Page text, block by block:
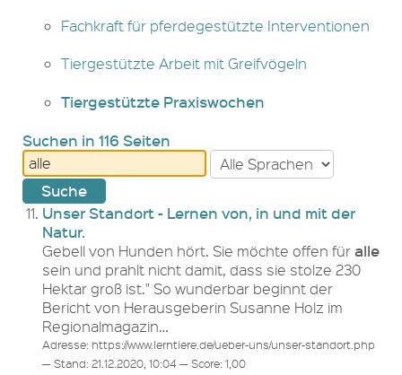
Fachkraft für pferdegestützte Interventionen
Tiergestützte Arbeit mit Greifvögeln
Tiergestützte Praxiswochen
Suchen in 116 Seiten
Unser Standort - Lernen von, in und mit der
Natur.
Gebell von Hunden hört. Sie möchte offen füralle
sein und prahlt nicht damit, dass sie stolze 230
Hektar groß ist." So wunderbar beginnt der
Bericht von Herausgeberin Susanne Holz im
Regionalmagazin…
Adresse: https://www.lerntiere.de/ueber-uns/unser-standort.php
— Stand: 21.12.2020, 10:04 — Score: 1,00